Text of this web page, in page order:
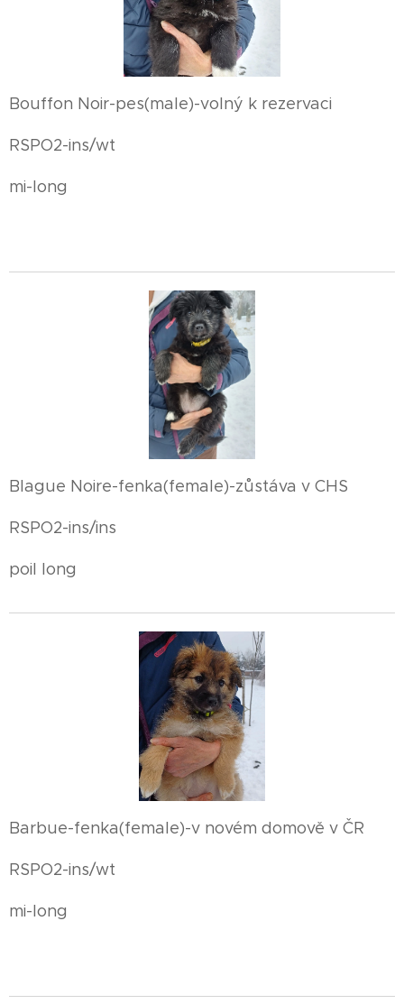
Bouffon Noir-pes(male)-volný k rezervaci
RSPO2-ins/wt
mi-long
Blague Noire-fenka(female)-zůstáva v CHS
RSPO2-ins/ins
poil long
Barbue-fenka(female)-v novém domově v ČR
RSPO2-ins/wt
mi-long